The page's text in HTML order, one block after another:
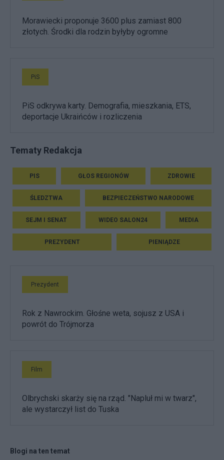
Morawiecki proponuje 3600 plus zamiast 800
złotych. Środki dla rodzin byłyby ogromne
PiS
PiS odkrywa karty. Demografia, mieszkania, ETS,
deportacje Ukraińców i rozliczenia
Tematy Redakcja
PIS GŁOS REGIONÓW ZDROWIE
ŚLEDZTWA BEZPIECZEŃSTWO NARODOWE
SEJM I SENAT WIDEO SALON24 MEDIA
PREZYDENT PIENIĄDZE
Prezydent
Rok z Nawrockim. Głośne weta, sojusz z USA i
powrót do Trójmorza
Film
Olbrychski skarży się na rząd. "Napluł mi w twarz",
ale wystarczył list do Tuska
Blogi na ten temat